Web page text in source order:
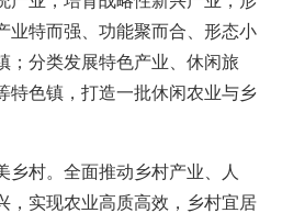
业特而强、功能聚而合、形态小
；分类发展特色产业、休闲旅
特色镇，打造一批休闲农业与乡
村。全面推动乡村产业、人
，实现农业高质高效，乡村宜居